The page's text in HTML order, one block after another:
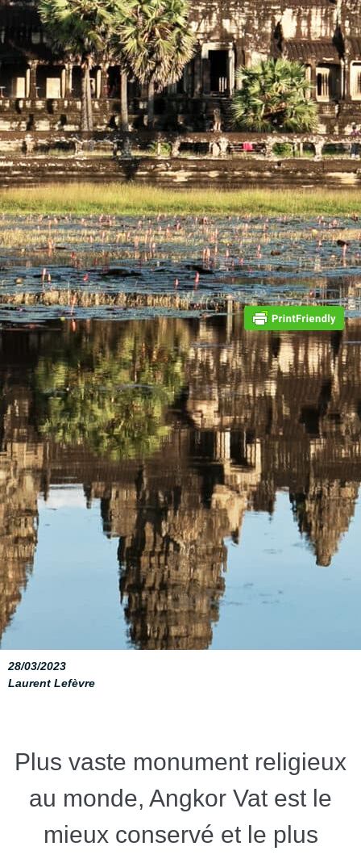
28/03/2023
Laurent Lefèvre
Plus vaste monument religieux
au monde, Angkor Vat est le
mieux conservé et le plus